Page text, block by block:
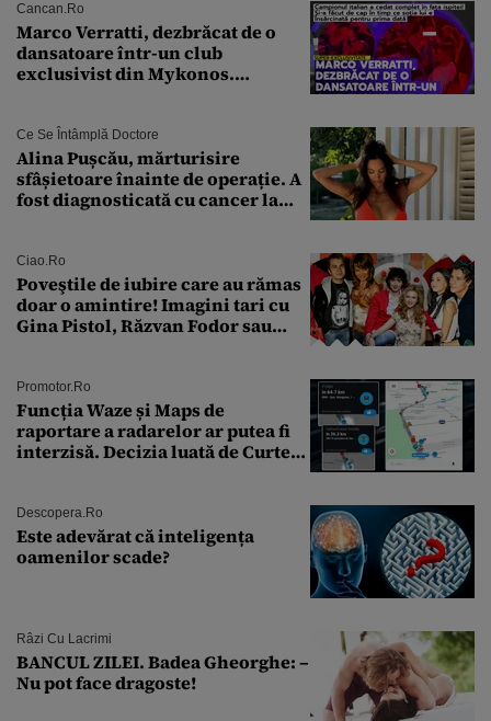
Cancan.ro
Marco Verratti, dezbrăcat de o
dansatoare într-un club
exclusivist din Mykonos.
Ce Se Întâmplă Doctore
Alina Pușcău, mărturisire
sfâșietoare înainte de operație. A
fost diagnosticată cu cancer la
îmi salvez viața”
Ciao.ro
Poveştile de iubire care au rămas
doar o amintire! Imagini tari cu
Gina Pistol, Răzvan Fodor sau
Promotor.ro
Funcția Waze și Maps de
raportare a radarelor ar putea fi
interzisă. Decizia luată de Curtea
Descopera.ro
Este adevărat că inteligența
oamenilor scade?
Râzi Cu Lacrimi
BANCUL ZILEI. Badea Gheorghe: –
Nu pot face dragoste!